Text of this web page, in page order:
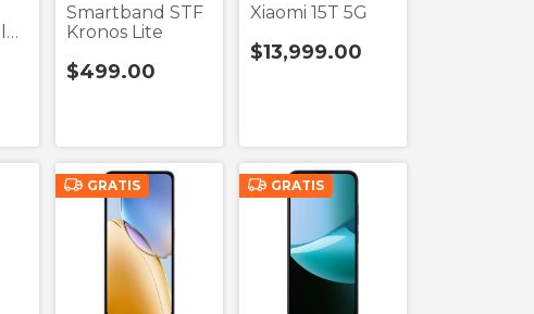
Smartband STF
Kronos Lite
$499.00
Xiaomi 15T 5G
$13,999.00
GRATIS GRATIS